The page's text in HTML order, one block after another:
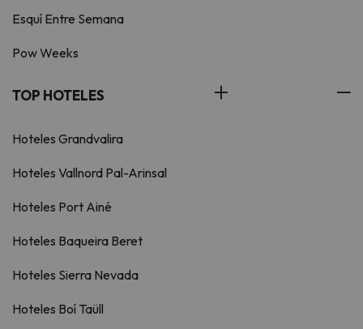
Esquí Entre Semana
Pow Weeks
TOP HOTELES
Hoteles Grandvalira
Hoteles Vallnord Pal-Arinsal
Hoteles Port Ainé
Hoteles Baqueira Beret
Hoteles Sierra Nevada
Hoteles Boí Taüll